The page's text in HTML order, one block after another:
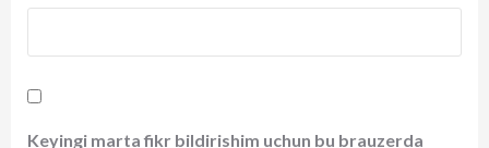
Keyingi marta fikr bildirishim uchun bu brauzerda